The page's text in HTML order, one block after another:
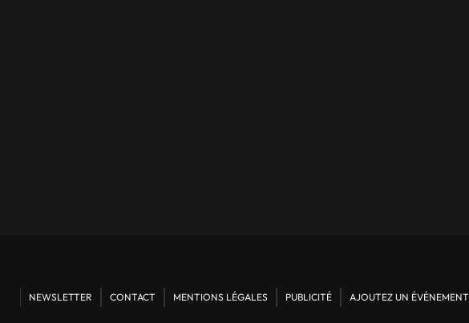
NEWSLETTER CONTACT MENTIONS LÉGALES PUBLICITÉ AJOUTEZ UN ÉVÉNEMENT